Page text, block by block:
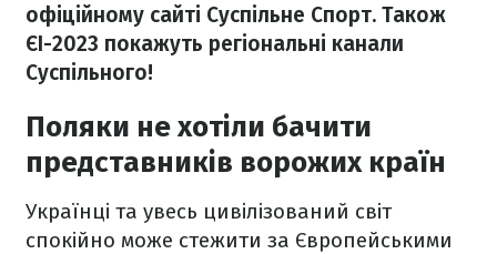
офіційному сайті Суспільне Спорт. Також
ЄІ-2023 покажуть регіональні канали
Суспільного!
Поляки не хотіли бачити
представників ворожих країн
Українці та увесь цивілізований світ
спокійно може стежити за Європейськими